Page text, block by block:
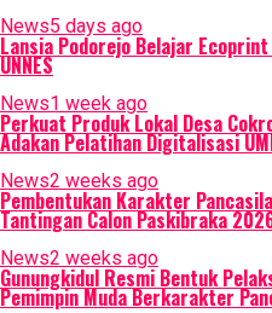
News5 days ago
Lansia Podorejo Belajar Ecoprint
UNNES
News1 week ago
Perkuat Produk Lokal Desa
Adakan Pelatihan Digitalisasi
News2 weeks ago
Pembentukan Karakter
Tantingan Calon Paskibraka
News2 weeks ago
Gunungkidul Resmi Bentuk
Pemimpin Muda Berkarakter